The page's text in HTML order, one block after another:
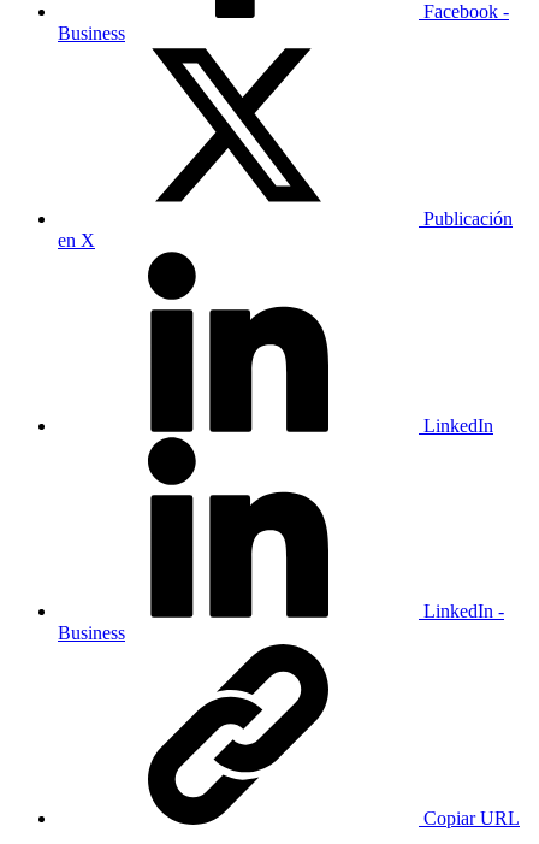
Facebook -
Business
Publicación
en X
LinkedIn
LinkedIn -
Business
Copiar URL